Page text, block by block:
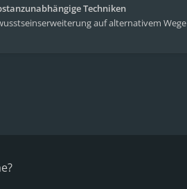
Techniken
auf alternativem Wege